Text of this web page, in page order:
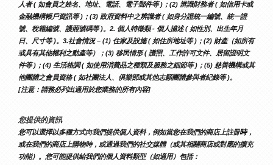
人者 ( 如會員之姓名、地址、電話、電子郵件等 )；(2) 辨識財務者 ( 如信用卡或
金融機構帳戶資訊等 )；(3) 政府資料中之辨識者 ( 如身分證統一編號、統一證
號、稅籍編號、護照號碼等 )。2. 個人特徵類 - 個人描述 ( 如性別、出生年月
日、尺寸等 )。3.社會情況 – (1) 住家及設施 ( 如住所地址等 )；(2) 財產（如所有
或具有其他權利之動產等）；(3) 移民情形 ( 護照、工作許可文件、居留證明文
件等 )；(4) 生活格調 ( 如使用消費品之種類及服務之細節等 )；(5) 慈善機構或其
他團體之會員資格 ( 如社團法人、俱樂部或其他志願團體參與者紀錄等 )。
[注意：請務必列出適用於您業務的所有內容]
您提供的資訊
您可以選擇以多種方式向我們提供個人資料，例如當您在我們的商店上註冊時，
或在我們的商店上購物時，或通過我們的社交媒體（或其相關商店或對應的擴充
功能）。您可能提供給我們的個人資料類型（如適用）包括：